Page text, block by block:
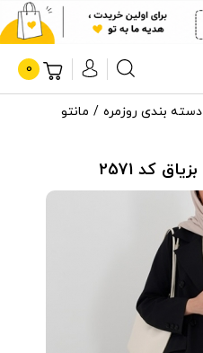
0
دسته بندی روزمره
مانتو
کد 2571